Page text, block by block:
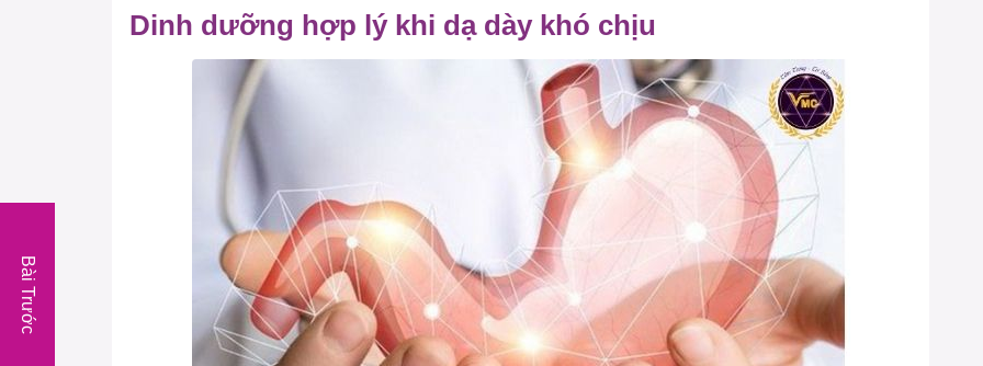
Dinh dưỡng hợp lý khi dạ dày khó chịu
Bài Trước